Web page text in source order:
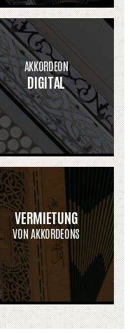
AKKORDEON
DIGITAL
VERMIETUNG
VON AKKORDEONS